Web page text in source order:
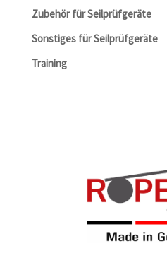
Zubehör für Seilprüfgeräte
Sonstiges für Seilprüfgeräte
Training